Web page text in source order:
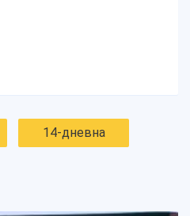
14-дневна